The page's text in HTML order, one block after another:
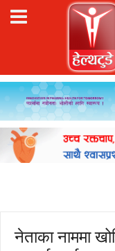
नेताका नाममा